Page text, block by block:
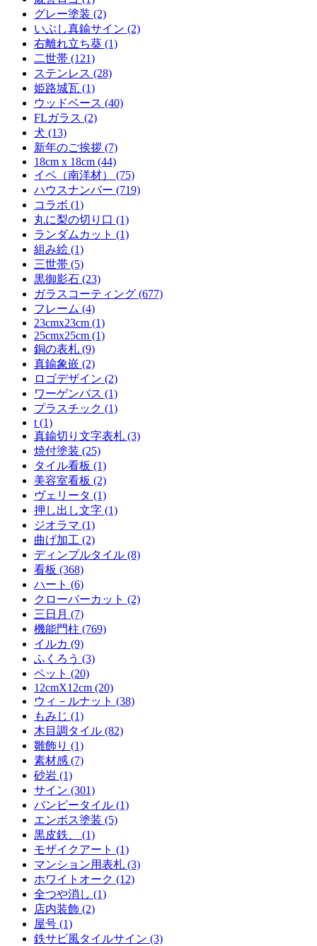
グレー塗装 (2)
いぶし真鍮サイン (2)
右離れ立ち葵 (1)
二世帯 (121)
ステンレス (28)
姫路城瓦 (1)
ウッドベース (40)
FLガラス (2)
犬 (13)
新年のご挨拶 (7)
18cm x 18cm (44)
イペ（南洋材） (75)
ハウスナンバー (719)
コラボ (1)
丸に梨の切り口 (1)
ランダムカット (1)
組み絵 (1)
三世帯 (5)
黒御影石 (23)
ガラスコーティング (677)
フレーム (4)
23cmx23cm (1)
25cmx25cm (1)
銅の表札 (9)
真鍮象嵌 (2)
ロゴデザイン (2)
ワーゲンバス (1)
プラスチック (1)
t (1)
真鍮切り文字表札 (3)
焼付塗装 (25)
タイル看板 (1)
美容室看板 (2)
ヴェリータ (1)
押し出し文字 (1)
ジオラマ (1)
曲げ加工 (2)
ディンプルタイル (8)
看板 (368)
ハート (6)
クローバーカット (2)
三日月 (7)
機能門柱 (769)
イルカ (9)
ふくろう (3)
ペット (20)
12cmX12cm (20)
ウィ－ルナット (38)
もみじ (1)
木目調タイル (82)
雛飾り (1)
素材感 (7)
砂岩 (1)
サイン (301)
バンピータイル (1)
エンボス塗装 (5)
黒皮鉄、 (1)
モザイクアート (1)
マンション用表札 (3)
ホワイトオーク (12)
全つや消し (1)
店内装飾 (2)
屋号 (1)
鉄サビ風タイルサイン (3)